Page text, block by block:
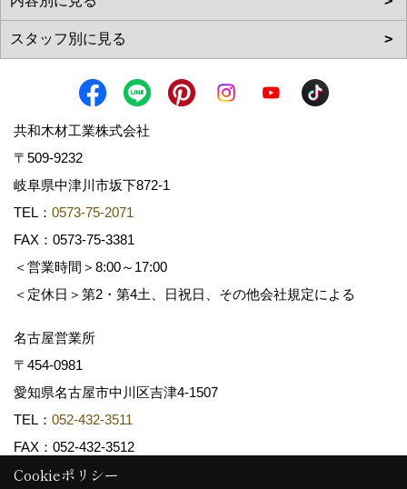
共和木材工業株式会社
〒509-9232
岐阜県中津川市坂下872‐1
TEL： 0573-75-2071
FAX：0573-75-3381
＜営業時間＞8:00～17:00
＜定休日＞第2・第4土、日祝日、その他会社規定による
名古屋営業所
〒454-0981
愛知県名古屋市中川区吉津4-1507
TEL： 052-432-3511
FAX：052-432-3512
Cookieポリシー